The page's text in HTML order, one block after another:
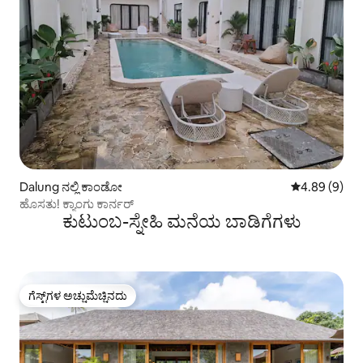
Dalung ನಲ್ಲಿ ಕಾಂಡೋ 5 ರಲ್ಲಿ 4.89
4.89 (9)
ಹೊಸತು! ಕ್ಯಾಂಗು ಕಾರ್ನರ್
ಕುಟುಂಬ-ಸ್ನೇಹಿ ಮನೆಯ ಬಾಡಿಗೆಗಳು
ಗೆಸ್ಟ್‌ಗಳ ಅಚ್ಚುಮೆಚ್ಚಿನದು
ಗೆಸ್ಟ್‌ಗಳ ಅಚ್ಚುಮೆಚ್ಚಿನದು